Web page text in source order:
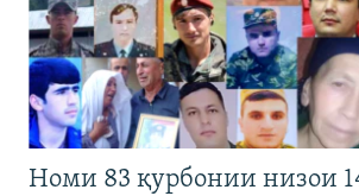
Номи 83 қурбонии низои